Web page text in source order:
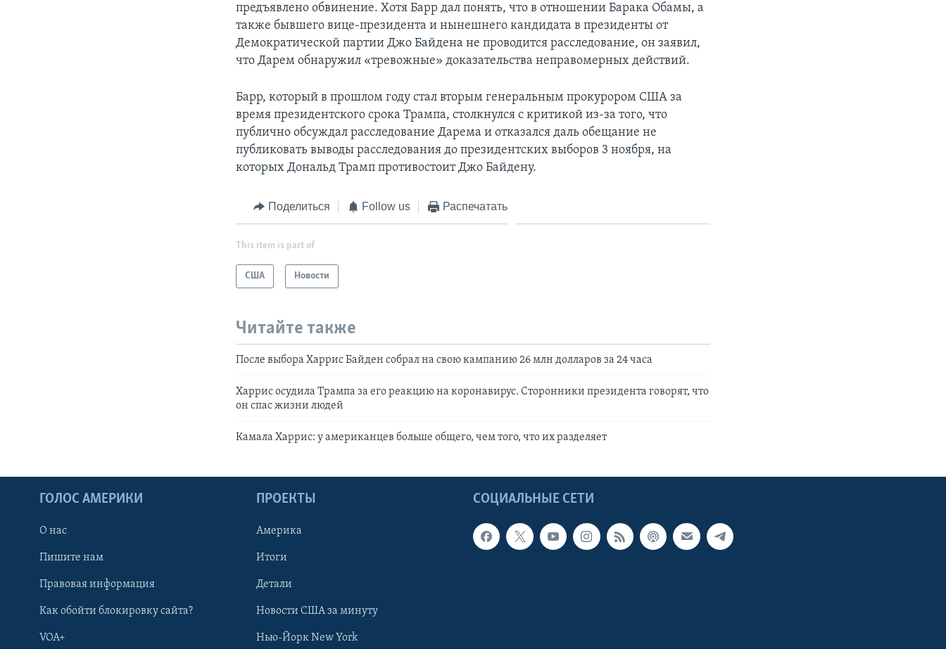
предъявлено обвинение. Хотя Барр дал понять, что в отношении Барака Обамы, а
также бывшего вице-президента и нынешнего кандидата в президенты от
Демократической партии Джо Байдена не проводится расследование, он заявил,
что Дарем обнаружил «тревожные» доказательства неправомерных действий.
Барр, который в прошлом году стал вторым генеральным прокурором США за
время президентского срока Трампа, столкнулся с критикой из-за того, что
публично обсуждал расследование Дарема и отказался даль обещание не
публиковать выводы расследования до президентских выборов 3 ноября, на
которых Дональд Трамп противостоит Джо Байдену.
Поделиться Follow us Распечатать
This item is part of
США Новости
Читайте также
После выбора Харрис Байден собрал на свою кампанию 26 млн долларов за 24 часа
Харрис осудила Трампа за его реакцию на коронавирус. Сторонники президента говорят, что
он спас жизни людей
Камала Харрис: у американцев больше общего, чем того, что их разделяет
СОЦИАЛЬНЫЕ СЕТИ
ГОЛОС АМЕРИКИ
О нас
Пишите нам
Правовая информация
Как обойти блокировку сайта?
VOA+
ПРОЕКТЫ
Америка
Итоги
Детали
Новости США за минуту
Нью-Йорк New York